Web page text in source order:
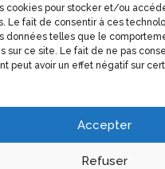
cookies pour stocker et/ou
Le fait de consentir à ces
données telles que le
sur ce site. Le fait de ne pas
peut avoir un effet négatif sur
Accepter
Refuser